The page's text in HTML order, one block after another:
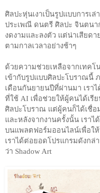
ศิลปะหุ่นเงาเป็นรูปแบบการเ
ประเพณี ดนตรี ศิลปะ จินตนา
งดงามและลงตัว แต่น่าเสียด
ตามกาลเวลาอย่างช้าๆ
ด้วยความช่วยเหลือจากเทคโ
เข้ากับรูปแบบศิลปะโบราณนี้ ภ
เดือนกันยายนปีที่ผ่านมา เราไ
ที่ใช้ AI เพื่อช่วยให้ผู้คนได้เรี
ศิลปะโบราณ แต่ผู้คนก็ได้เชื่อ
และหลังจากงานครั้งนั้น เรา
บนแพลตฟอร์มออนไลน์เพื่อใ
เราได้ต่อยอดโปรแกรมดังกล่
ว่า Shadow Art